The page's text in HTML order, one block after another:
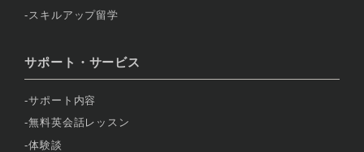
スキルアップ留学
サポート・サービス
サポート内容
無料英会話レッスン
体験談